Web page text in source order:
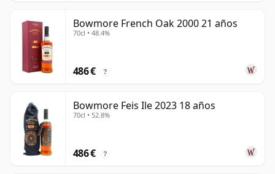
Bowmore French Oak 2000 21 años
70cl • 48.4%
486 € ?
Bowmore Feis Ile 2023 18 años
70cl • 52.8%
486 € ?